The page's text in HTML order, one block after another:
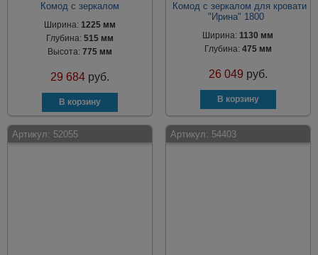
Комод с зеркалом
Ширина:1225 мм
Глубина:515 мм
Высота:775 мм
29 684 руб.
Комод с зеркалом для кровати
"Ирина" 1800
Ширина:1130 мм
Глубина: 475 мм
26 049 руб.
Артикул: 52055 Артикул: 54403